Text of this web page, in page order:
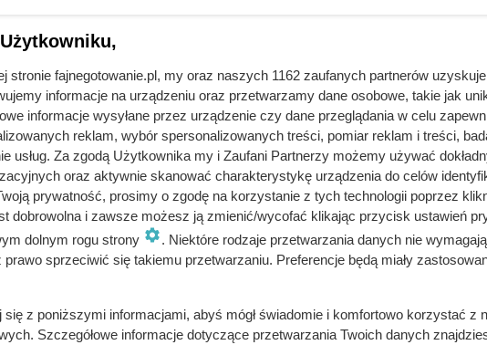
kostkę. Dorzuć do ryżu.
i dodaj do pozostałych składników.
i wymieszaj z resztą składników.
solą, pieprzem, czosnkiem i ziołami. Dokładnie wymieszaj.
Ułóż na wierzchu sałatki jako dekoracja.
stronie fajnegotowanie.pl, my oraz naszych 1162 zaufanych partnerów
informacje na urządzeniu oraz przetwarzamy dane osobowe, takie jak
informacje wysyłane przez urządzenie czy dane przeglądania w celu
reklam, wybór spersonalizowanych treści, pomiar reklam i treści,
usług. Za zgodą Użytkownika my i Zaufani Partnerzy możemy używać
oraz aktywnie skanować charakterystykę urządzenia do celów
prywatność, prosimy o zgodę na korzystanie z tych technologii poprzez
dobrowolna i zawsze możesz ją zmienić/wycofać klikając przycisk ustawień
dolnym rogu strony
. Niektóre rodzaje przetwarzania danych nie
prawo sprzeciwić się takiemu przetwarzaniu. Preferencje będą miały
się z poniższymi informacjami, abyś mógł świadomie i komfortowo korzystać z
Szczegółowe informacje dotyczące przetwarzania Twoich danych